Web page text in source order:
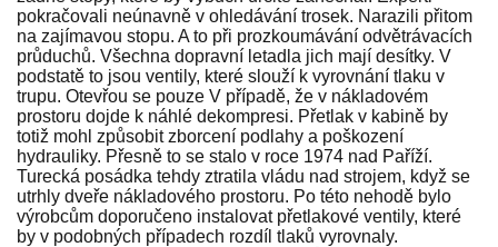
pokračovali neúnavně v ohledávání trosek. Narazili přitom
na zajímavou stopu. A to při prozkoumávání odvětrávacích
průduchů. Všechna dopravní letadla jich mají desítky. V
podstatě to jsou ventily, které slouží k vyrovnání tlaku v
trupu. Otevřou se pouze V případě, že v nákladovém
prostoru dojde k náhlé dekompresi. Přetlak v kabině by
totiž mohl způsobit zborcení podlahy a poškození
hydrauliky. Přesně to se stalo v roce 1974 nad Paříží.
Turecká posádka tehdy ztratila vládu nad strojem, když se
utrhly dveře nákladového prostoru. Po této nehodě bylo
výrobcům doporučeno instalovat přetlakové ventily, které
by v podobných případech rozdíl tlaků vyrovnaly.